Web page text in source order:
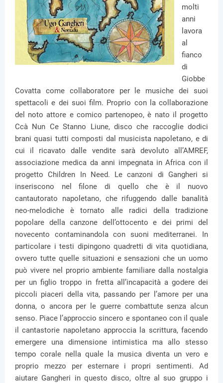
molti
anni
lavora
al
fianco
di
Giobbe
Covatta come collaboratore per le musiche dei suoi
spettacoli e dei suoi film. Proprio con la collaborazione
del noto attore e comico partenopeo, è nato il progetto
Ccà Nun Ce Stanno Liune, disco che raccoglie dodici
brani quasi tutti composti dal musicista napoletano, e di
cui il ricavato dalle vendite sarà devoluto all’AMREF,
associazione medica da anni impegnata in Africa con il
progetto Children In Need. Le canzoni di Gangheri si
inseriscono nel filone di quello che è il nuovo
cantautorato napoletano, che rifuggendo dalle banalità
neo-melodiche è tornato alle radici della tradizione
popolare della canzone dell’ottocento e dei primi del
novecento contaminandola con suoni mediterranei. In
particolare i testi dipingono quadretti di vita quotidiana,
ovvero tutte quelle situazioni e sensazioni che un uomo
può vivere nel proprio ambiente familiare dalla nostalgia
per un figlio troppo in fretta all’incapacità a godere dei
piccoli piaceri della vita, passando per l’amore per una
donna, o ancora per le guerre combattute senza alcun
senso. Piace l’approccio sincero e spontaneo con il quale
il cantastorie napoletano approccia la scrittura, facendo
emergere una dimensione intimistica ma allo stesso
tempo corale nella quale la musica diventa un vero e
proprio mezzo per esternare i propri sentimenti. Ad
aiutare Gangheri in questo disco, oltre al suo gruppo i